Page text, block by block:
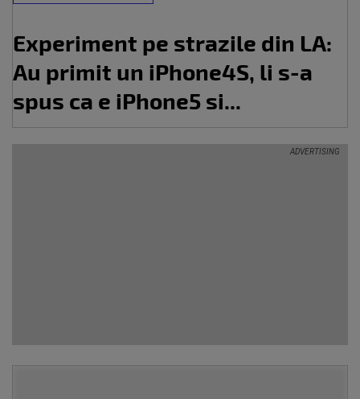
Experiment pe strazile din LA:
Au primit un iPhone4S, li s-a
spus ca e iPhone5 si...